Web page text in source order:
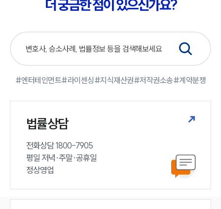
더 궁금한 점이 있으신가요?
#엔터테인먼트#라이센싱#지식재산권#저작권소송#계약분쟁
법률상담
전화상담 1800-7905
평일 저녁·주말·공휴일
정상영업